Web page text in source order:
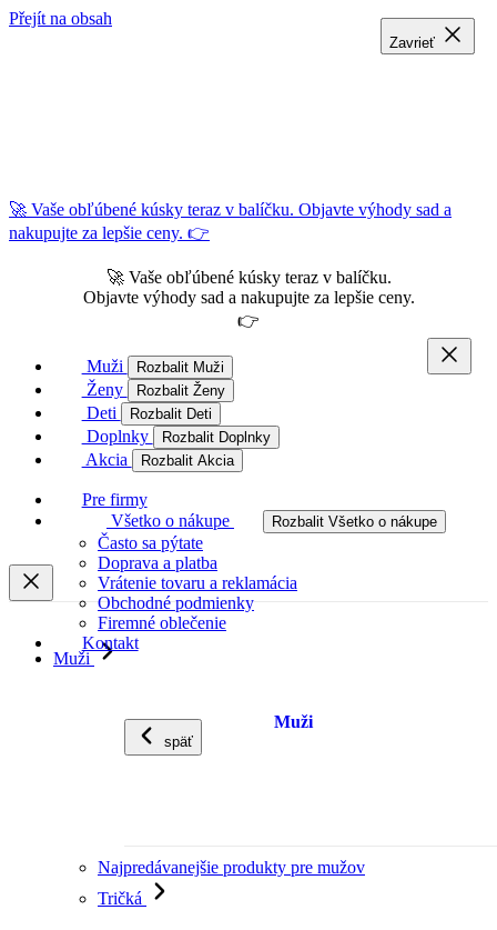
Přejít na obsah
🚀 Vaše obľúbené kúsky teraz v balíčku. Objavte výhody sad a
nakupujte za lepšie ceny. 👉
🚀 Vaše obľúbené kúsky teraz v balíčku.
Objavte výhody sad a nakupujte za lepšie ceny.
👉
Muži Rozbalit Muži
Ženy Rozbalit Ženy
Deti Rozbalit Deti
Doplnky Rozbalit Doplnky
Akcia Rozbalit Akcia
Pre firmy
Všetko o nákupe
Rozbalit Všetko o nákupe
Často sa pýtate
Doprava a platba
Vrátenie tovaru a reklamácia
Obchodné podmienky
Firemné oblečenie
Kontakt
Muži
späť
Muži
Najpredávanejšie produkty pre mužov
Tričká
Zavrieť
Zavrieť
Zavrieť